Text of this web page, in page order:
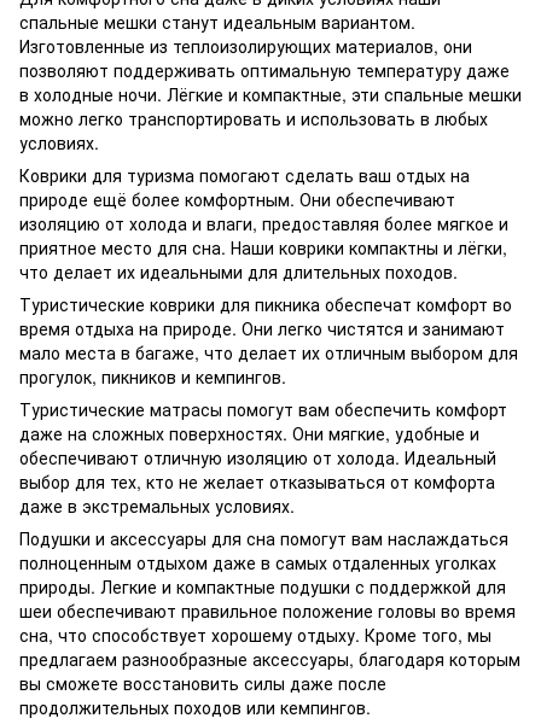
спальные мешки станут идеальным вариантом.
Изготовленные из теплоизолирующих материалов, они
позволяют поддерживать оптимальную температуру даже
в холодные ночи. Лёгкие и компактные, эти спальные мешки
можно легко транспортировать и использовать в любых
условиях.
Коврики для туризма помогают сделать ваш отдых на
природе ещё более комфортным. Они обеспечивают
изоляцию от холода и влаги, предоставляя более мягкое и
приятное место для сна. Наши коврики компактны и лёгки,
что делает их идеальными для длительных походов.
Туристические коврики для пикника обеспечат комфорт во
время отдыха на природе. Они легко чистятся и занимают
мало места в багаже, что делает их отличным выбором для
прогулок, пикников и кемпингов.
Туристические матрасы помогут вам обеспечить комфорт
даже на сложных поверхностях. Они мягкие, удобные и
обеспечивают отличную изоляцию от холода. Идеальный
выбор для тех, кто не желает отказываться от комфорта
даже в экстремальных условиях.
Подушки и аксессуары для сна помогут вам наслаждаться
полноценным отдыхом даже в самых отдаленных уголках
природы. Легкие и компактные подушки с поддержкой для
шеи обеспечивают правильное положение головы во время
сна, что способствует хорошему отдыху. Кроме того, мы
предлагаем разнообразные аксессуары, благодаря которым
вы сможете восстановить силы даже после
продолжительных походов или кемпингов.